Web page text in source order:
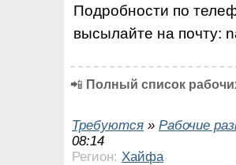
Подробности по
высылайте на почту:
📲 Полный список
Требуются » Рабочие
08:14
Регион: Хайфа